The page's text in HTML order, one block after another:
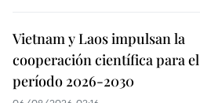
Vietnam y Laos impulsan la
cooperación científica para el
período 2026-2030